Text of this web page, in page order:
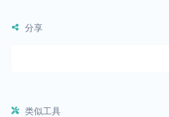
分享
类似工具